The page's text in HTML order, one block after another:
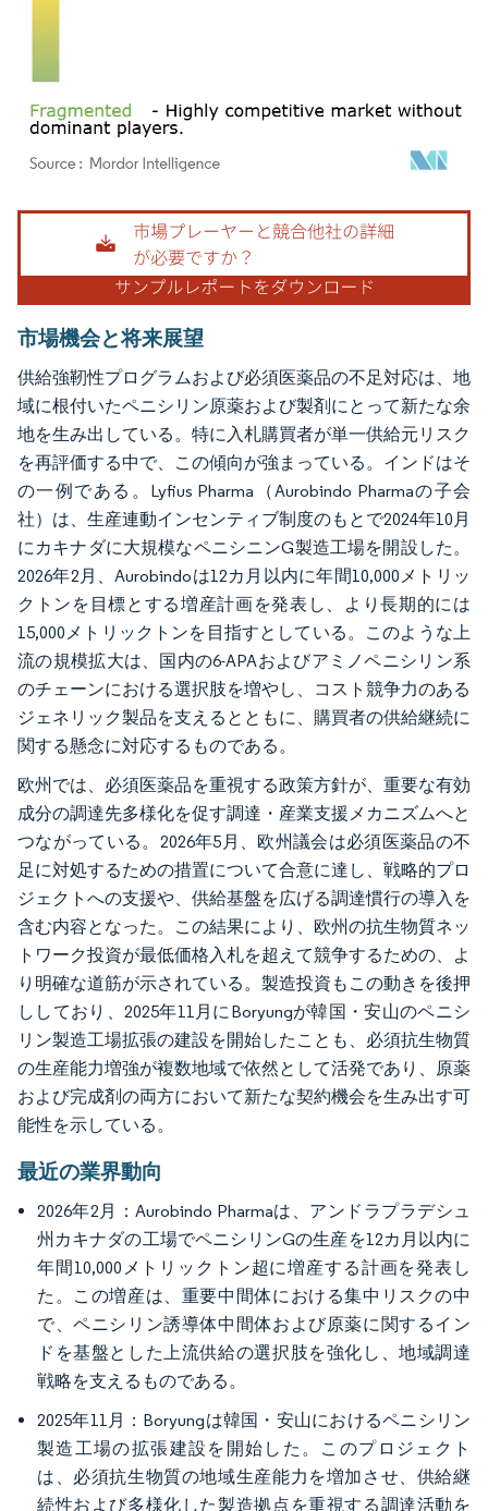
画像 © Mordor Intelligence。再利用にはCC BY 4.0の表示が必要です。
市場機会と将来展望
供給強靭性プログラムおよび必須医薬品の不足対応は、地
域に根付いたペニシリン原薬および製剤にとって新たな余
地を生み出している。特に入札購買者が単一供給元リスク
を再評価する中で、この傾向が強まっている。インドはそ
の一例である。Lyfius Pharma（Aurobindo Pharmaの子会
社）は、生産連動インセンティブ制度のもとで2024年10月
にカキナダに大規模なペニシニンG製造工場を開設した。
2026年2月、Aurobindoは12カ月以内に年間10,000メトリッ
クトンを目標とする増産計画を発表し、より長期的には
15,000メトリックトンを目指すとしている。このような上
流の規模拡大は、国内の6-APAおよびアミノペニシリン系
のチェーンにおける選択肢を増やし、コスト競争力のある
ジェネリック製品を支えるとともに、購買者の供給継続に
関する懸念に対応するものである。
欧州では、必須医薬品を重視する政策方針が、重要な有効
成分の調達先多様化を促す調達・産業支援メカニズムへと
つながっている。2026年5月、欧州議会は必須医薬品の不
足に対処するための措置について合意に達し、戦略的プロ
ジェクトへの支援や、供給基盤を広げる調達慣行の導入を
含む内容となった。この結果により、欧州の抗生物質ネッ
トワーク投資が最低価格入札を超えて競争するための、よ
り明確な道筋が示されている。製造投資もこの動きを後押
ししており、2025年11月にBoryungが韓国・安山のペニシ
リン製造工場拡張の建設を開始したことも、必須抗生物質
の生産能力増強が複数地域で依然として活発であり、原薬
および完成剤の両方において新たな契約機会を生み出す可
能性を示している。
最近の業界動向
2026年2月：Aurobindo Pharmaは、アンドラプラデシュ
州カキナダの工場でペニシリンGの生産を12カ月以内に
年間10,000メトリックトン超に増産する計画を発表し
た。この増産は、重要中間体における集中リスクの中
で、ペニシリン誘導体中間体および原薬に関するイン
ドを基盤とした上流供給の選択肢を強化し、地域調達
戦略を支えるものである。
2025年11月：Boryungは韓国・安山におけるペニシリン
製造工場の拡張建設を開始した。このプロジェクト
は、必須抗生物質の地域生産能力を増加させ、供給継
続性および多様化した製造拠点を重視する調達活動を